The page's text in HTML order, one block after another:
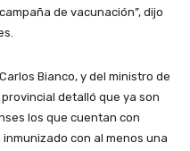
de vacunación”, dijo
Bianco, y del ministro de
detalló que ya son
los que cuentan con
con al menos una